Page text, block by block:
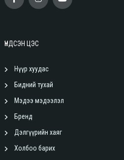
ҮНДСЭН ЦЭС
Нүүр хуудас
Бидний тухай
Мэдээ мэдээлэл
Бренд
Дэлгүүрийн хаяг
Холбоо барих